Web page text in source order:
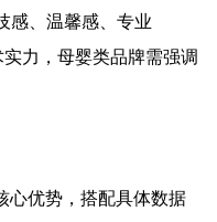
感、温馨感、专业
力，母婴类品牌需强调
心优势，搭配具体数据